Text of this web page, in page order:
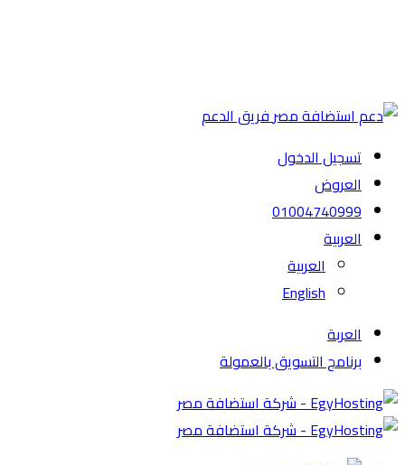
فريق الدعم
تسجيل الدخول
العروض
01004740999
العربية
العربية
English
العربة
برنامج التسويق بالعمولة